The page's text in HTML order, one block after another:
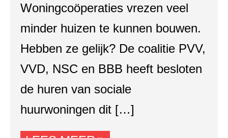
Woningcoöperaties vrezen veel
minder huizen te kunnen bouwen.
Hebben ze gelijk? De coalitie PVV,
VVD, NSC en BBB heeft besloten
de huren van sociale
huurwoningen dit […]